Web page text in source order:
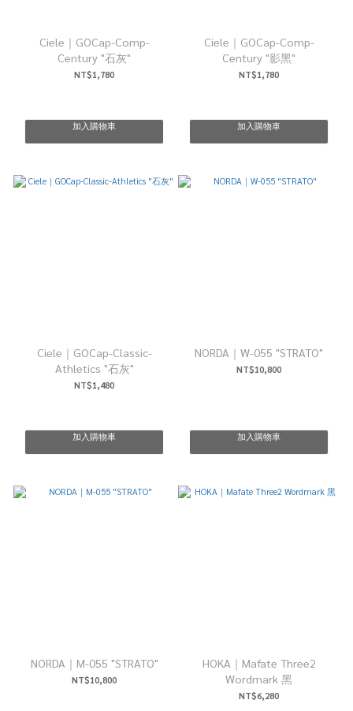
Ciele｜GOCap-Comp-
Century "石灰"
NT$1,780
加入購物車
Ciele｜GOCap-Comp-
Century "影黑"
NT$1,780
加入購物車
Ciele｜GOCap-Classic-
Athletics "石灰"
NT$1,480
加入購物車
NORDA｜W-055 "STRATO"
NT$10,800
加入購物車
NORDA｜M-055 "STRATO"
NT$10,800
HOKA｜Mafate Three2
Wordmark 黑
NT$6,280